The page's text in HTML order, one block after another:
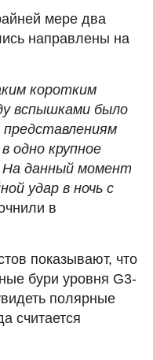
мере два
направлены на
коротким
вспышками было
представлениям
одно крупное
На данный момент
удар в ночь с
в
показывают, что
бури уровня G3-
полярные
считается